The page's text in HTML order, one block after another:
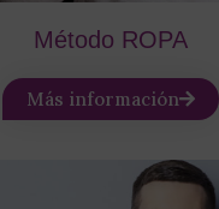
Método ROPA
Más información